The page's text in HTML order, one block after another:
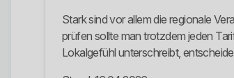
Stark sind vor allem die regionale
prüfen sollte man trotzdem jeden
Lokalgefühl unterschreibt,